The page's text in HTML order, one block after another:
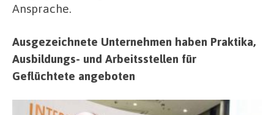
Ansprache.
Ausgezeichnete Unternehmen haben Praktika,
Ausbildungs- und Arbeitsstellen für
Geflüchtete angeboten